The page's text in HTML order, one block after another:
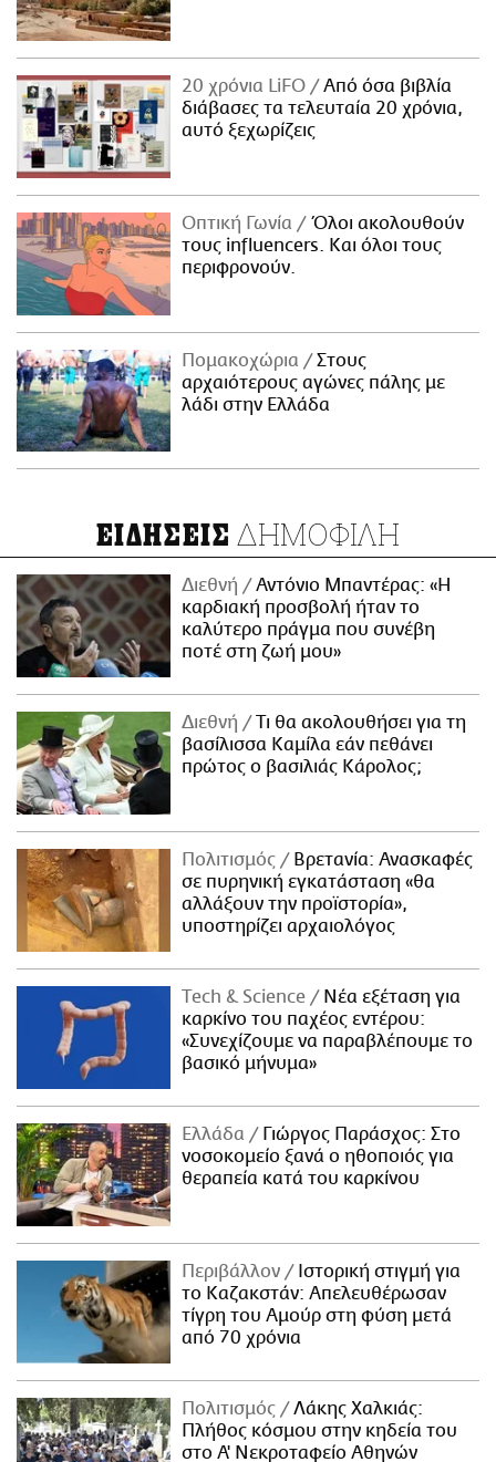
20 χρόνια LiFO
Από όσα βιβλία
διάβασες τα τελευταία 20 χρόνια,
αυτό ξεχωρίζεις
Οπτική Γωνία
Όλοι ακολουθούν
τους influencers. Και όλοι τους
περιφρονούν.
Πομακοχώρια
Στους
αρχαιότερους αγώνες πάλης με
λάδι στην Ελλάδα
ΕΙΔΗΣΕΙΣ ΔΗΜΟΦΙΛΗ
Διεθνή
Αντόνιο Μπαντέρας: «Η
καρδιακή προσβολή ήταν το
καλύτερο πράγμα που συνέβη
ποτέ στη ζωή μου»
Διεθνή
Τι θα ακολουθήσει για τη
βασίλισσα Καμίλα εάν πεθάνει
πρώτος ο βασιλιάς Κάρολος;
Πολιτισμός
Βρετανία: Ανασκαφές
σε πυρηνική εγκατάσταση «θα
αλλάξουν την προϊστορία»,
υποστηρίζει αρχαιολόγος
Τech & Science
Νέα εξέταση για
καρκίνο του παχέος εντέρου:
«Συνεχίζουμε να παραβλέπουμε το
βασικό μήνυμα»
Ελλάδα
Γιώργος Παράσχος: Στο
νοσοκομείο ξανά ο ηθοποιός για
θεραπεία κατά του καρκίνου
Περιβάλλον
Ιστορική στιγμή για
το Καζακστάν: Απελευθέρωσαν
τίγρη του Αμούρ στη φύση μετά
από 70 χρόνια
Πολιτισμός
Λάκης Χαλκιάς:
Πλήθος κόσμου στην κηδεία του
στο Α' Νεκροταφείο Αθηνών